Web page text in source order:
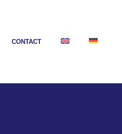
CONTACT